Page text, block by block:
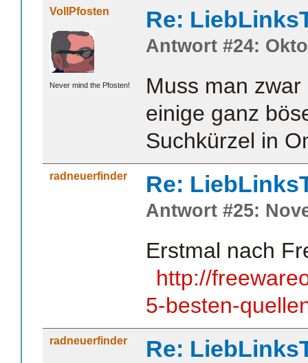
VollPfosten
Never mind the Pfosten!
Re:
Antwort #24:
Muss man
einige ganz
Suchkürzel in
radneuerfinder Re:
Antwort #25:
Erstmal nach
http://
5-besten-
radneuerfinder Re: